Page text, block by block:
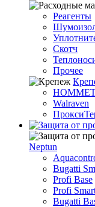
Реагенты
Скотч
Прочее
Walraven
Neptun
Bugatti
Profi Base
Profi
Bugatti